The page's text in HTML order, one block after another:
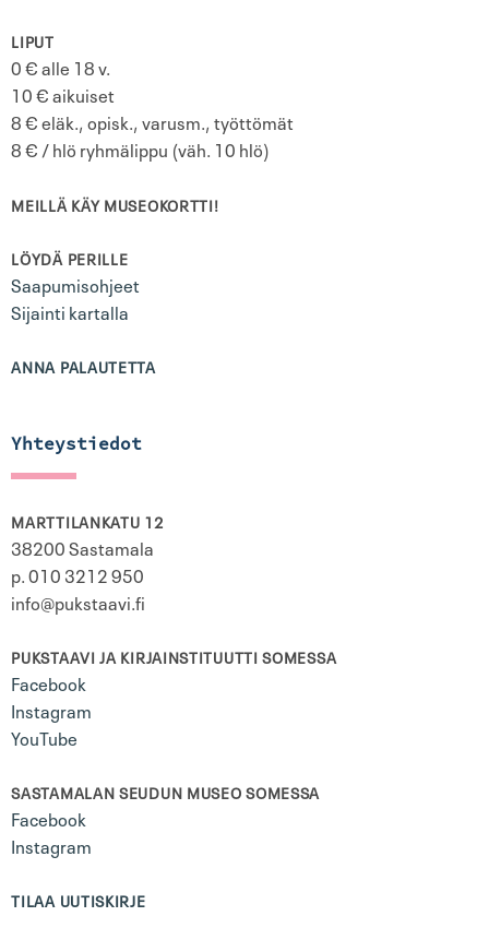
LIPUT
0 € alle 18 v.
10 € aikuiset
8 € eläk., opisk., varusm., työttömät
8 € / hlö ryhmälippu (väh. 10 hlö)
MEILLÄ KÄY MUSEOKORTTI!
LÖYDÄ PERILLE
Saapumisohjeet
Sijainti kartalla
ANNA PALAUTETTA
Yhteystiedot
MARTTILANKATU 12
38200 Sastamala
p. 010 3212 950
info@pukstaavi.fi
PUKSTAAVI JA KIRJAINSTITUUTTI SOMESSA
Facebook
Instagram
YouTube
SASTAMALAN SEUDUN MUSEO SOMESSA
Facebook
Instagram
TILAA UUTISKIRJE